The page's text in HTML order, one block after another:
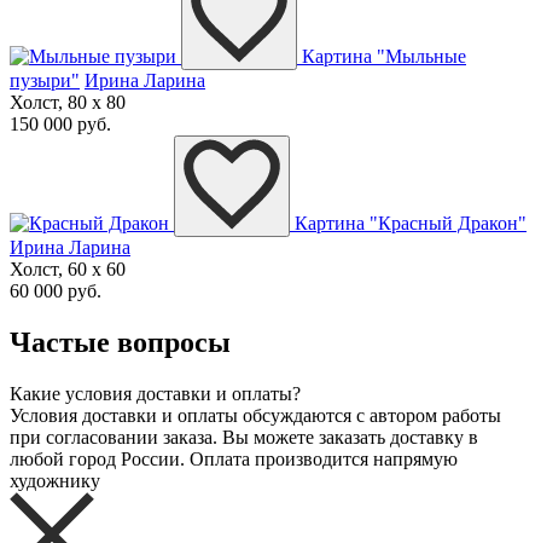
Картина "Мыльные
пузыри" Ирина Ларина
Холст, 80 x 80
150 000 руб.
Картина "Красный Дракон"
Ирина Ларина
Холст, 60 x 60
60 000 руб.
Частые вопросы
Какие условия доставки и оплаты?
Условия доставки и оплаты обсуждаются с автором работы
при согласовании заказа. Вы можете заказать доставку в
любой город России. Оплата производится напрямую
художнику